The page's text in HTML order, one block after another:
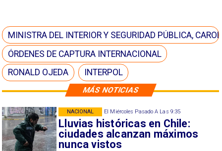
MÁS NOTICIAS
El Miércoles Pasado A Las 9:35
Lluvias históricas en Chile:
ciudades alcanzan máximos
nunca vistos
NACIONAL
MINISTRA DEL INTERIOR Y SEGURIDAD PÚBLICA,
ÓRDENES DE CAPTURA INTERNACIONAL
RONALD OJEDA
INTERPOL